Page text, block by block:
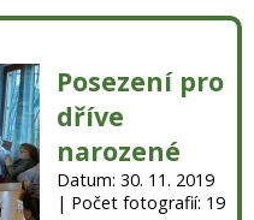
Posezení pro
dříve
narozené
Datum: 30. 11. 2019
| Počet fotografií: 19